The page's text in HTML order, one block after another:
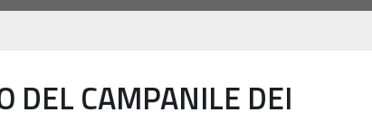
DEL CAMPANILE DEI